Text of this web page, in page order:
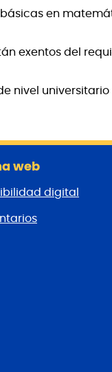
en
exentos del
nivel
web
digital